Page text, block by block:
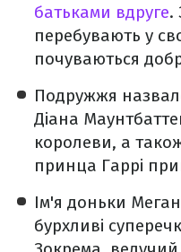
батьками вдруге.
перебувають у
почуваються
Подружжя
Діана
королеви, а
принца Гаррі
Ім'я доньки
бурхливі